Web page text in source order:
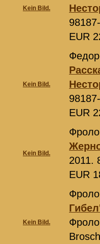
Kein Bild.
EUR
Kein Bild.
EUR
Kein Bild.
2011.
EUR
Kein Bild.